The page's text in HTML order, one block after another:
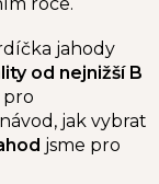
jahody
od nejnižší B
pro
jak vybrat
jsme pro